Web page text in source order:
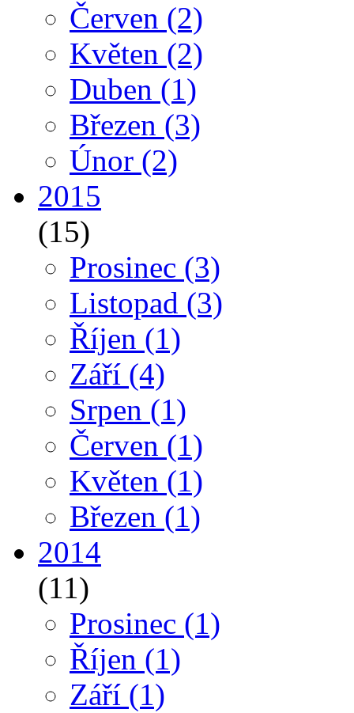
Červen (2)
Květen (2)
Duben (1)
Březen (3)
Únor (2)
2015
(15)
Prosinec (3)
Listopad (3)
Říjen (1)
Září (4)
Srpen (1)
Červen (1)
Květen (1)
Březen (1)
2014
(11)
Prosinec (1)
Říjen (1)
Září (1)